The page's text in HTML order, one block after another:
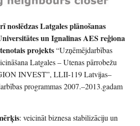
noslēdzas Latgales plānošanas
un Ignalinas AES reģiona
projekts“Uzņēmējdarbības
Latgales – Utenas pārrobežu
INVEST”, LLII-119 Latvijas–
programmas 2007.–2013.gadam
: veicināt biznesa stabilizāciju un